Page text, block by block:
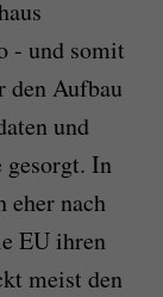
- und somit
den Aufbau
und
gesorgt. In
eher nach
EU ihren
meist den